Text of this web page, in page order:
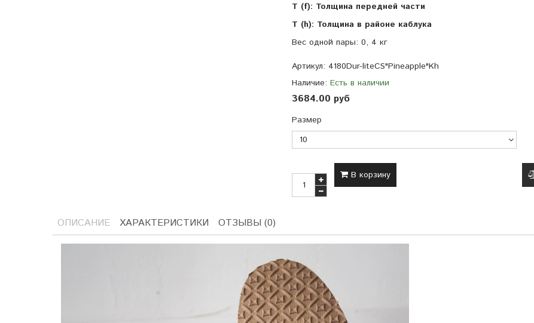
T (f): Толщина передней части
T (h): Толщина в районе каблука
Вес одной пары: 0, 4 кг
Артикул: 4180Dur-liteCS"Pineapple"Kh
Наличие: Есть в наличии
3684.00 руб
Размер
В корзину
ОПИСАНИЕ ХАРАКТЕРИСТИКИ ОТЗЫВЫ (0)